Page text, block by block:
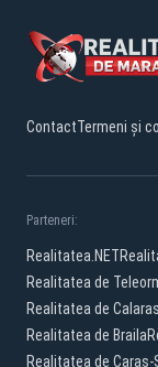
ContactTermeni și
Parteneri:
Realitatea.NET
Realitatea de
Realitatea de
Realitatea de Braila
Realitatea de Caras-